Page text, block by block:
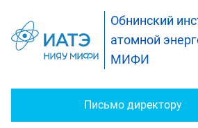
Обнинский
атомной
МИФИ
Письмо директору